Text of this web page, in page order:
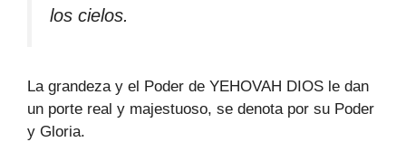
los cielos.
La grandeza y el Poder de YEHOVAH DIOS le dan
un porte real y majestuoso, se denota por su Poder
y Gloria.